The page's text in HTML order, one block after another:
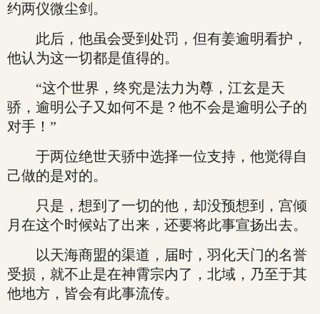
约两仪微尘剑。
此后，他虽会受到处罚，但有姜逾明看护，
他认为这一切都是值得的。
“这个世界，终究是法力为尊，江玄是天
骄，逾明公子又如何不是？他不会是逾明公子的
对手！”
于两位绝世天骄中选择一位支持，他觉得自
己做的是对的。
只是，想到了一切的他，却没预想到，宫倾
月在这个时候站了出来，还要将此事宣扬出去。
以天海商盟的渠道，届时，羽化天门的名誉
受损，就不止是在神霄宗内了，北域，乃至于其
他地方，皆会有此事流传。